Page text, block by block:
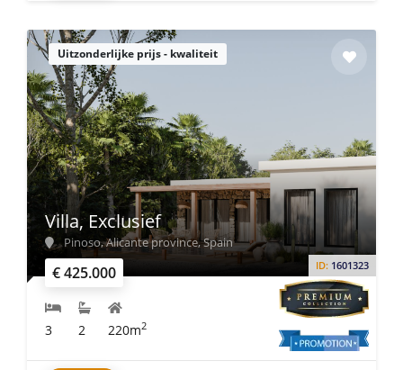
Uitzonderlijke prijs - kwaliteit
€ 425.000 ID: 1601323
Villa, Exclusief
Pinoso, Alicante province, Spain
3 2 220m2